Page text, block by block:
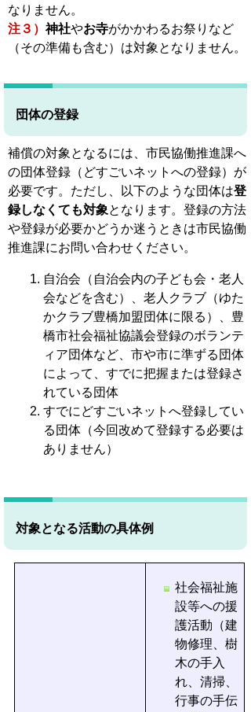
なりません。
注３）神社やお寺がかかわるお祭りなど
（その準備も含む）は対象となりません。
団体の登録
補償の対象となるには、市民協働推進課へ
の団体登録（どすごいネットへの登録）が
必要です。ただし、以下のような団体は登
録しなくても対象となります。登録の方法
や登録が必要かどうか迷うときは市民協働
推進課にお問い合わせください。
自治会（自治会内の子ども会・老人
会などを含む）、老人クラブ（ゆた
かクラブ豊橋加盟団体に限る）、豊
橋市社会福祉協議会登録のボランテ
ィア団体など、市や市に準ずる団体
によって、すでに把握または登録さ
れている団体
すでにどすごいネットへ登録してい
る団体（今回改めて登録する必要は
ありません）
対象となる活動の具体例
社会福祉施
設等への援
護活動（建
物修理、樹
木の手入
れ、清掃、
行事の手伝